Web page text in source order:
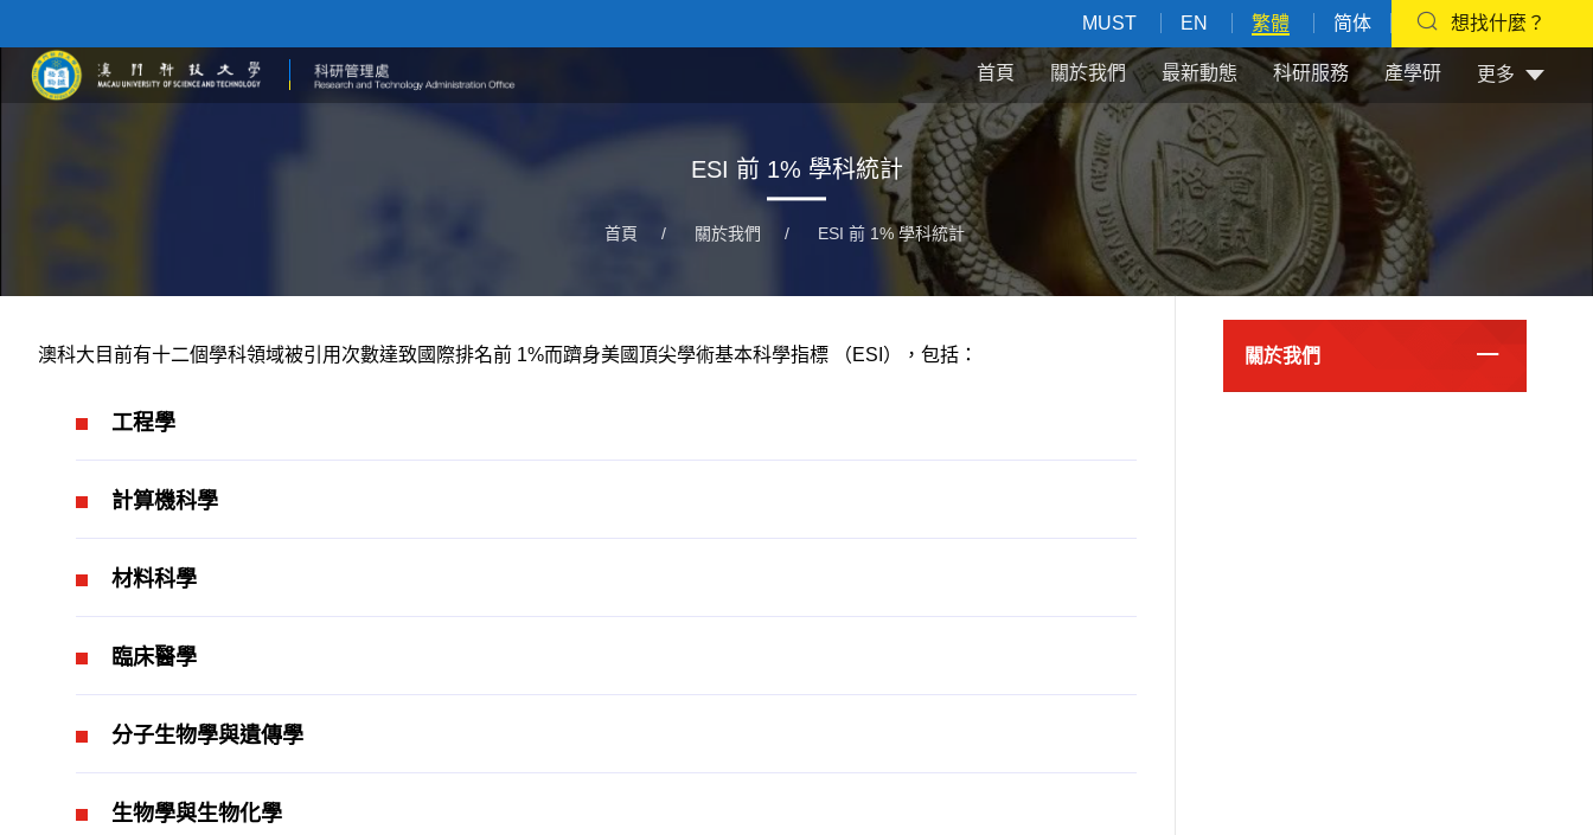
MUST EN 繁體 简体 想找什麼？
首頁 關於我們 最新動態 科研服務 產學研 更多
ESI 前 1% 學科統計
首頁 / 關於我們 / ESI 前 1% 學科統計
澳科大目前有十二個學科領域被引用次數達致國際排名前 1%而躋身美國頂尖學術基本科學指標 （ESI ），包括：
工程學
計算機科學
材料科學
臨床醫學
分子生物學與遺傳學
生物學與生物化學
關於我們